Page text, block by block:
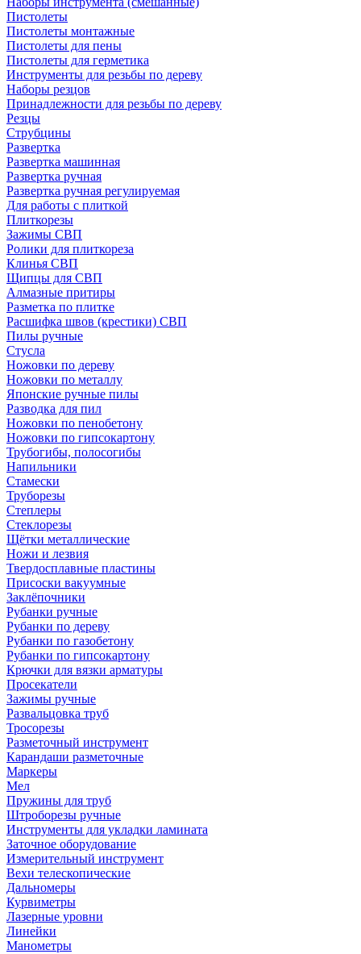
Пистолеты
Пистолеты монтажные
Пистолеты для пены
Пистолеты для герметика
Инструменты для резьбы по дереву
Наборы резцов
Принадлежности для резьбы по дереву
Резцы
Струбцины
Развертка
Развертка машинная
Развертка ручная
Развертка ручная регулируемая
Для работы с плиткой
Плиткорезы
Зажимы СВП
Ролики для плиткореза
Клинья СВП
Щипцы для СВП
Алмазные притиры
Разметка по плитке
Расшифка швов (крестики) СВП
Пилы ручные
Стусла
Ножовки по дереву
Ножовки по металлу
Японские ручные пилы
Разводка для пил
Ножовки по пенобетону
Ножовки по гипсокартону
Трубогибы, полосогибы
Напильники
Стамески
Труборезы
Степлеры
Стеклорезы
Щётки металлические
Ножи и лезвия
Твердосплавные пластины
Присоски вакуумные
Заклёпочники
Рубанки ручные
Рубанки по дереву
Рубанки по газобетону
Рубанки по гипсокартону
Крючки для вязки арматуры
Просекатели
Зажимы ручные
Развальцовка труб
Тросорезы
Разметочный инструмент
Карандаши разметочные
Маркеры
Мел
Пружины для труб
Штроборезы ручные
Инструменты для укладки ламината
Заточное оборудование
Измерительный инструмент
Вехи телескопические
Дальномеры
Курвиметры
Лазерные уровни
Линейки
Манометры